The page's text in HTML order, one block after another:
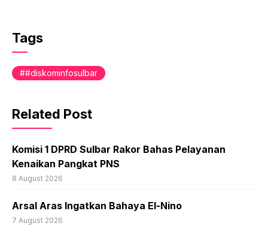
Tags
#diskominfosulbar
Related Post
Komisi 1 DPRD Sulbar Rakor Bahas Pelayanan
Kenaikan Pangkat PNS
8 August 2026
Arsal Aras Ingatkan Bahaya El-Nino
7 August 2026